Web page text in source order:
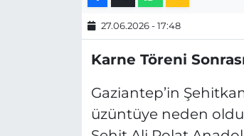
27.06.2026 - 17:48
Karne Töreni
Gaziantep’in
üzüntüye neden